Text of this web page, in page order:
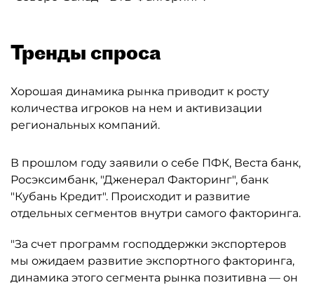
Тренды спроса
Хорошая динамика рынка приводит к росту
количества игроков на нем и активизации
региональных компаний.
В прошлом году заявили о себе ПФК, Веста банк,
Росэксимбанк, "Дженерал Факторинг", банк
"Кубань Кредит". Происходит и развитие
отдельных сегментов внутри самого факторинга.
"За счет программ господдержки экспортеров
мы ожидаем развитие экспортного факторинга,
динамика этого сегмента рынка позитивна — он